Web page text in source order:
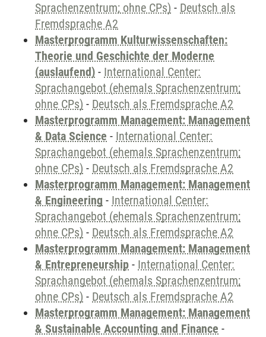
Sprachenzentrum; ohne CPs) - Deutsch als
Fremdsprache A2
Masterprogramm Kulturwissenschaften:
Theorie und Geschichte der Moderne
(auslaufend) - International Center:
Sprachangebot (ehemals Sprachenzentrum;
ohne CPs) - Deutsch als Fremdsprache A2
Masterprogramm Management: Management
& Data Science - International Center:
Sprachangebot (ehemals Sprachenzentrum;
ohne CPs) - Deutsch als Fremdsprache A2
Masterprogramm Management: Management
& Engineering - International Center:
Sprachangebot (ehemals Sprachenzentrum;
ohne CPs) - Deutsch als Fremdsprache A2
Masterprogramm Management: Management
& Entrepreneurship - International Center:
Sprachangebot (ehemals Sprachenzentrum;
ohne CPs) - Deutsch als Fremdsprache A2
Masterprogramm Management: Management
& Sustainable Accounting and Finance -